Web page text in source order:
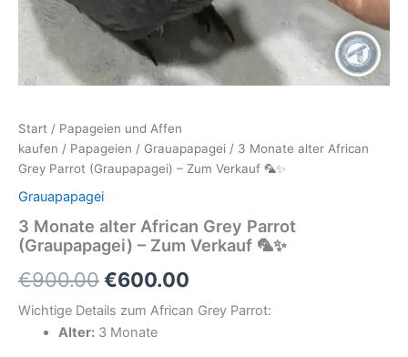
Start / Papageien und Affen
kaufen / Papageien / Grauapapagei / 3 Monate alter African
Grey Parrot (Graupapagei) – Zum Verkauf 🦜✨
Grauapapagei
3 Monate alter African Grey Parrot
(Graupapagei) – Zum Verkauf 🦜✨
€900.00Ursprünglicher
Preis
war:
€600.00
Preis
Wichtige Details zum African Grey Parrot:
Alter:3 Monate